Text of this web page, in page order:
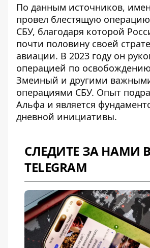
По данным источников,
провел блестящую
СБУ, благодаря которой
почти половину своей
авиации. В 2023 году он
операцией по
Змеиный и другими
операциями СБУ. Опыт
Альфа и является
дневной инициативы.
СЛЕДИТЕ ЗА НАМИ В
TELEGRAM